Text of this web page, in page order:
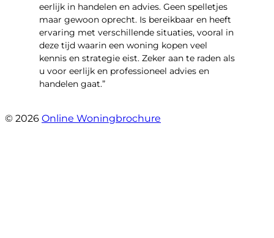
eerlijk in handelen en advies. Geen spelletjes
maar gewoon oprecht. Is bereikbaar en heeft
ervaring met verschillende situaties, vooral in
deze tijd waarin een woning kopen veel
kennis en strategie eist. Zeker aan te raden als
u voor eerlijk en professioneel advies en
handelen gaat.”
© 2026 Online Woningbrochure